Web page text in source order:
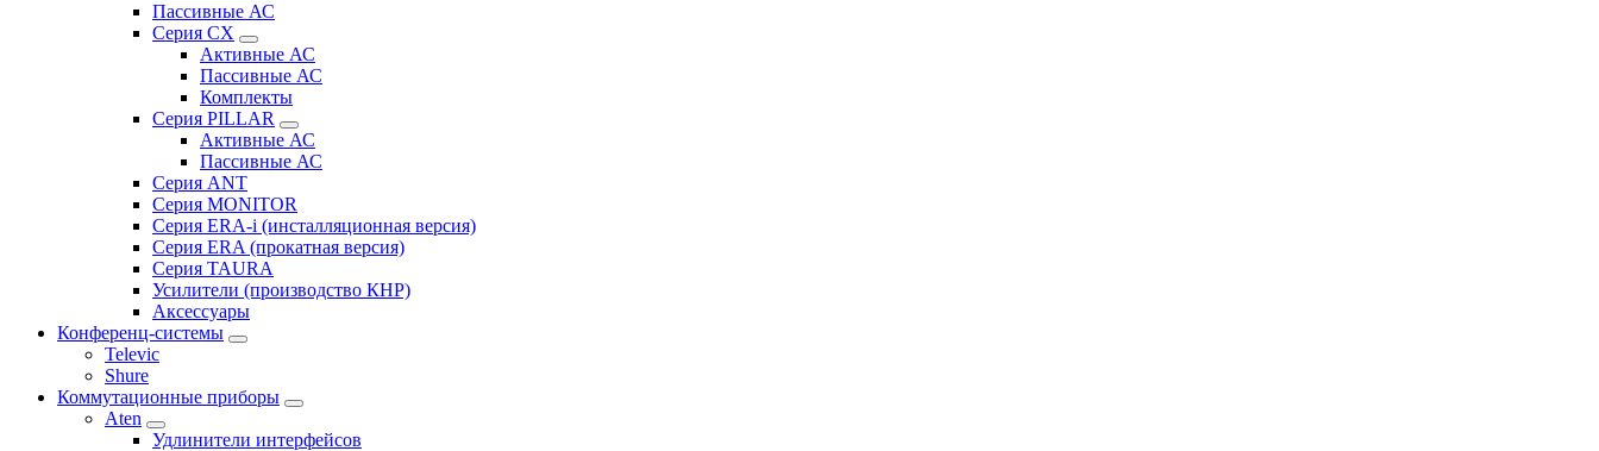
Пассивные АС
Серия CX
Активные АС
Пассивные АС
Комплекты
Серия PILLAR
Активные АС
Пассивные АС
Серия ANT
Серия MONITOR
Серия ERA-i (инсталляционная версия)
Серия ERA (прокатная версия)
Серия TAURA
Усилители (производство КНР)
Аксессуары
Конференц-системы
Televic
Shure
Коммутационные приборы
Aten
Удлинители интерфейсов